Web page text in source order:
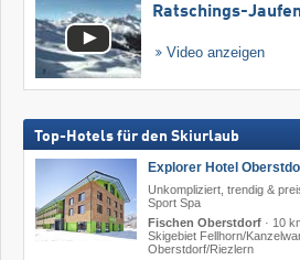
Jetzt buchen »
Ratschings-Jaufen
Video anzeigen
Top-Hotels für den Skiurlaub
Explorer Hotel
Unkompliziert, trendig &
Sport Spa
Fischen Oberstdorf· 10
Skigebiet Fellhorn/​
Oberstdorf/​Riezlern